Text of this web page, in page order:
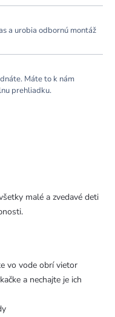
a urobia odbornú montáž
Máte to k nám
prehliadku.
malé a zvedavé deti
vo vode obrí vietor
a nechajte je ich